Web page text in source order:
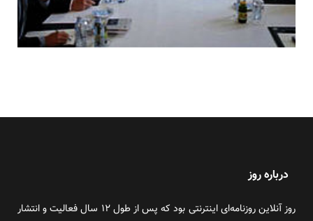
درباره روز
روز آنلاین روزنامه‌ای اینترنتی بود که پس از طول ۱۲ سال فعالیت و انتشار